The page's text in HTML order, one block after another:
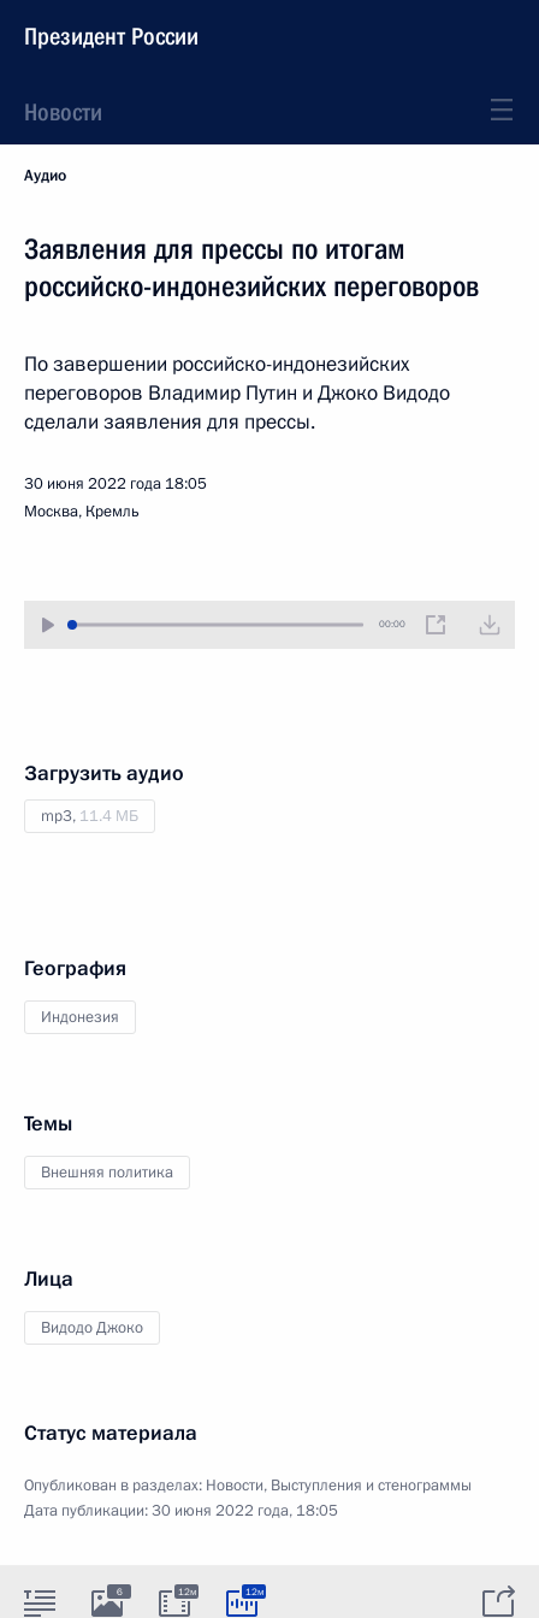
Президент России
Новости
Аудио
Заявления для прессы по итогам
российско-индонезийских переговоров
По завершении российско-индонезийских
переговоров Владимир Путин и Джоко Видодо
сделали заявления для прессы.
30 июня 2022 года 18:05
Москва, Кремль
00:00
Загрузить аудио
mp3, 11.4 МБ
География
Индонезия
Темы
Внешняя политика
Лица
Видодо Джоко
Статус материала
Опубликован в разделах: Новости, Выступления и стенограммы
Дата публикации:30 июня 2022 года, 18:05
6 12м 12м